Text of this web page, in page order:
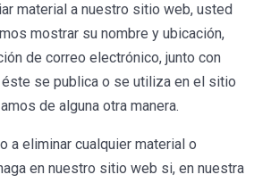
material a nuestro sitio web, usted
mostrar su nombre y ubicación,
de correo electrónico, junto con
se publica o se utiliza en el sitio
de alguna otra manera.
a eliminar cualquier material o
en nuestro sitio web si, en nuestra